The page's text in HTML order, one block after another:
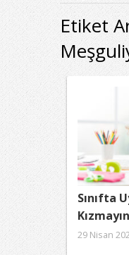
Etiket
Sınıfta
29 Nisan